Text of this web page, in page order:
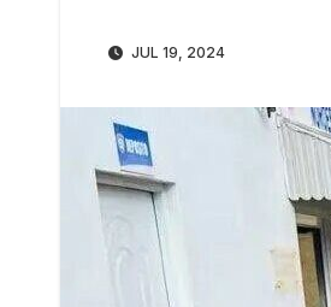
JUL 19, 2024